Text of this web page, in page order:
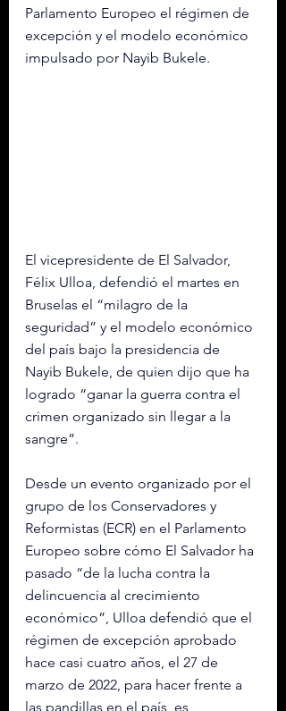
Parlamento Europeo el régimen de
excepción y el modelo económico
impulsado por Nayib Bukele.
El vicepresidente de El Salvador,
Félix Ulloa, defendió el martes en
Bruselas el “milagro de la
seguridad” y el modelo económico
del país bajo la presidencia de
Nayib Bukele, de quien dijo que ha
logrado “ganar la guerra contra el
crimen organizado sin llegar a la
sangre”.
Desde un evento organizado por el
grupo de los Conservadores y
Reformistas (ECR) en el Parlamento
Europeo sobre cómo El Salvador ha
pasado “de la lucha contra la
delincuencia al crecimiento
económico”, Ulloa defendió que el
régimen de excepción aprobado
hace casi cuatro años, el 27 de
marzo de 2022, para hacer frente a
las pandillas en el país, es